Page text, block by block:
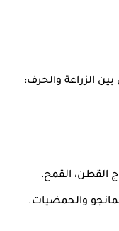
الزراعة والحرف:
القطن، القمح،
والحمضيات.